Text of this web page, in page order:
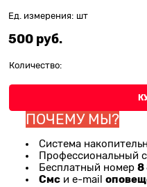
Ед. измерения: шт
500 руб.
Количество:
ПОЧЕМУ МЫ?
Система
Профессиональный
Бесплатный номер 8
Смс и e-mail